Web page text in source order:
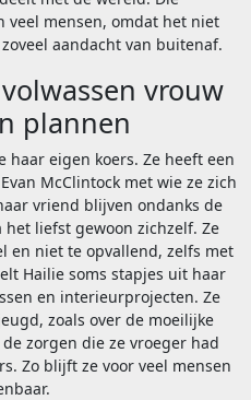
mensen, omdat het niet
aandacht van buitenaf.
vrouw
plannen
haar eigen koers. Ze heeft een
McClintock met wie ze zich
vriend blijven ondanks de
liefst gewoon zichzelf. Ze
en niet te opvallend, zelfs met
Hailie soms stapjes uit haar
en interieurprojecten. Ze
zoals over de moeilijke
zorgen die ze vroeger had
Zo blijft ze voor veel mensen